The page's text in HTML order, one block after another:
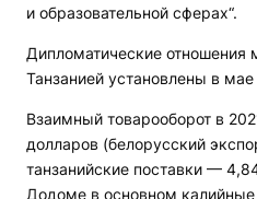
и образовательной сферах“.
Дипломатические
Танзанией установлены в
Взаимный товарооборот в
долларов (белорусский
танзанийские поставки —
Додоме в основном калийные